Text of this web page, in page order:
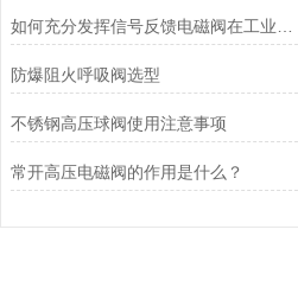
防爆阻火呼吸阀选型
不锈钢高压球阀使用注意事项
常开高压电磁阀的作用是什么？